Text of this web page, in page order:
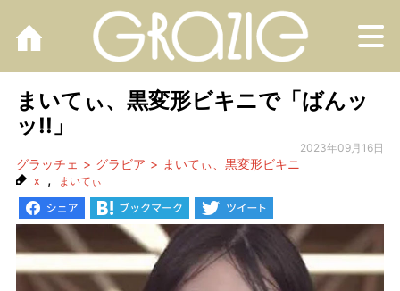
まいてぃ、黒変形ビキニで「ばんッ
ッ!!」
2023年09月16日
グラッチェ グラビア まいてぃ、黒変形ビキニ
x , まいてぃ